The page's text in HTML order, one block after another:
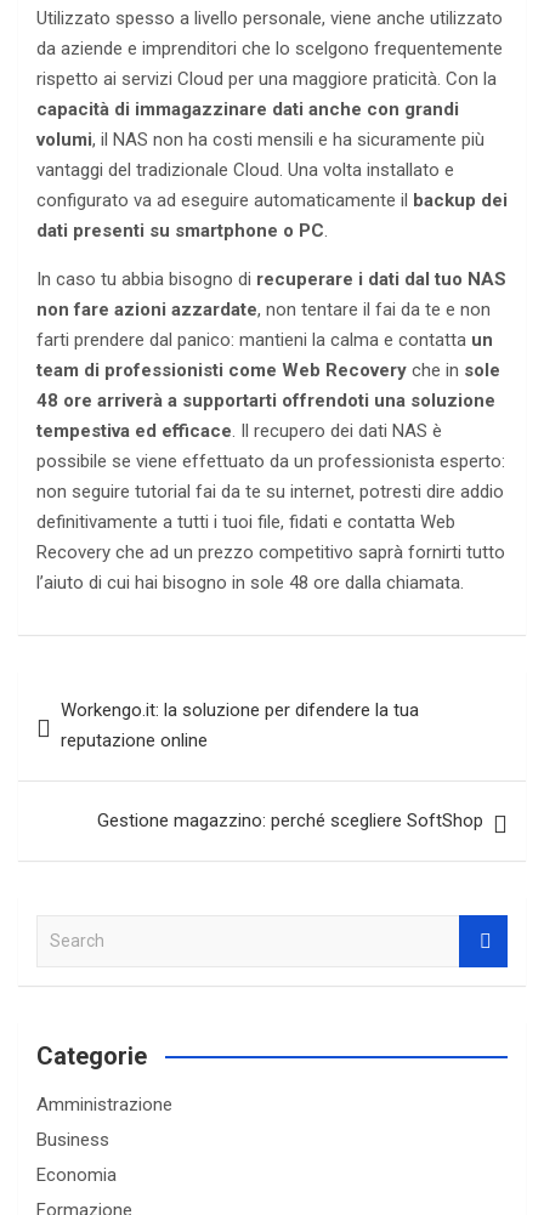
Utilizzato spesso a livello personale, viene anche utilizzato
da aziende e imprenditori che lo scelgono frequentemente
rispetto ai servizi Cloud per una maggiore praticità. Con la
capacità di immagazzinare dati anche con grandi
volumi, il NAS non ha costi mensili e ha sicuramente più
vantaggi del tradizionale Cloud. Una volta installato e
configurato va ad eseguire automaticamente il backup dei
dati presenti su smartphone o PC.
In caso tu abbia bisogno di recuperare i dati dal tuo NAS
non fare azioni azzardate, non tentare il fai da te e non
farti prendere dal panico: mantieni la calma e contatta un
team di professionisti come Web Recovery che in sole
48 ore arriverà a supportarti offrendoti una soluzione
tempestiva ed efficace. Il recupero dei dati NAS è
possibile se viene effettuato da un professionista esperto:
non seguire tutorial fai da te su internet, potresti dire addio
definitivamente a tutti i tuoi file, fidati e contatta Web
Recovery che ad un prezzo competitivo saprà fornirti tutto
l’aiuto di cui hai bisogno in sole 48 ore dalla chiamata.
articoli
Workengo.it: la soluzione per difendere la tua
reputazione online
Gestione magazzino: perché scegliere SoftShop
a
c
Categorie
Amministrazione
Business
Economia
Formazione